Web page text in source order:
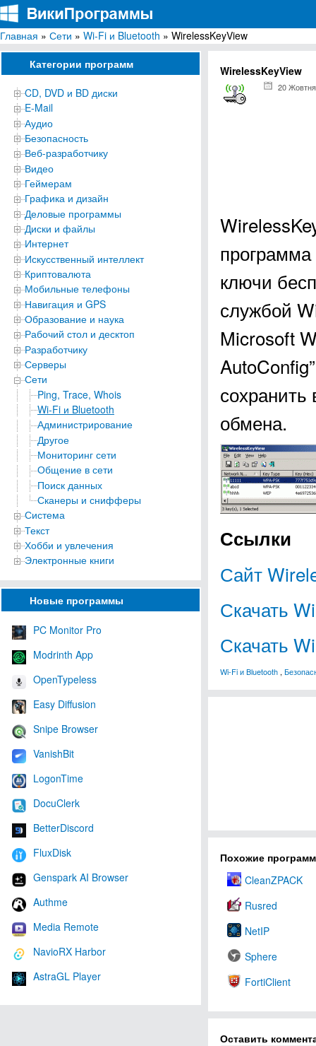
ВикиПрограммы
Энциклопедия бесплатных компьютерных программ для Windows
Главная » Сети » Wi-Fi и Bluetooth » WirelessKeyView
Категории программ
CD, DVD и BD диски
E-Mail
Аудио
Безопасность
Веб-разработчику
Видео
Геймерам
Графика и дизайн
Деловые программы
Диски и файлы
Интернет
Искусственный интеллект
Криптовалюта
Мобильные телефоны
Навигация и GPS
Образование и наука
Рабочий стол и десктоп
Разработчику
Серверы
Сети
Ping, Trace, Whois
Wi-Fi и Bluetooth
Администрирование
Другое
Мониторинг сети
Общение в сети
Поиск данных
Сканеры и снифферы
Система
Текст
Хобби и увлечения
Электронные книги
Новые программы
PC Monitor Pro
Modrinth App
OpenTypeless
Easy Diffusion
Snipe Browser
VanishBit
LogonTime
DocuClerk
BetterDiscord
FluxDisk
Genspark AI Browser
Authme
Media Remote
NavioRX Harbor
AstraGL Player
WirelessKeyView
20
программа
ключи
службой
Microsoft
обмена.
Ссылки
Сайт
Скачать
Скачать
Wi-Fi и Bluetooth ,
Похожие
CleanZPACK
Rusred
NetIP
Sphere
FortiClient
Оставить